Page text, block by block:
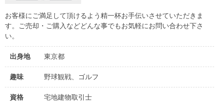
お客様にご満足して頂けるよう精一杯お手伝いさせていただきま
す。ご売却・ご購入などどんな事でもお気軽にお問い合わせ下さ
い。
出身地 東京都
趣味 野球観戦、ゴルフ
資格 宅地建物取引士